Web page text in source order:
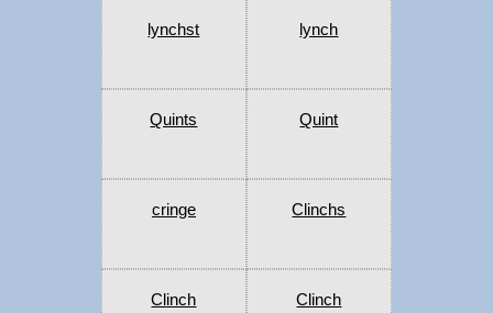
lynchst lynch
Quints Quint
cringe Clinchs
Clinch Clinch